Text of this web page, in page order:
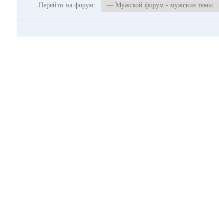
Перейти на форум: